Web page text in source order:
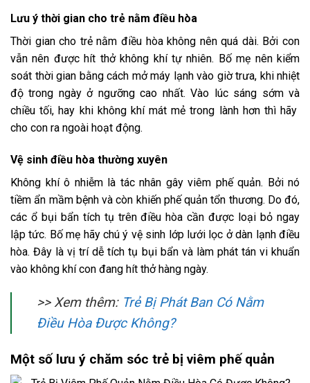
Lưu ý thời gian cho trẻ nằm điều hòa
Thời gian cho trẻ nằm điều hòa không nên quá dài. Bởi con
vẫn nên được hít thở không khí tự nhiên. Bố mẹ nên kiểm
soát thời gian bằng cách mở máy lạnh vào giờ trưa, khi nhiệt
độ trong ngày ở ngưỡng cao nhất. Vào lúc sáng sớm và
chiều tối, hay khi không khí mát mẻ trong lành hơn thì hãy
cho con ra ngoài hoạt động.
Vệ sinh điều hòa thường xuyên
Không khí ô nhiễm là tác nhân gây viêm phế quản. Bởi nó
tiềm ẩn mầm bệnh và còn khiến phế quản tổn thương. Do đó,
các ổ bụi bẩn tích tụ trên điều hòa cần được loại bỏ ngay
lập tức. Bố mẹ hãy chú ý vệ sinh lớp lưới lọc ở dàn lạnh điều
hòa. Đây là vị trí dễ tích tụ bụi bẩn và làm phát tán vi khuẩn
vào không khí con đang hít thở hàng ngày.
>> Xem thêm: Trẻ Bị Phát Ban Có Nằm
Điều Hòa Được Không?
Một số lưu ý chăm sóc trẻ bị viêm phế quản